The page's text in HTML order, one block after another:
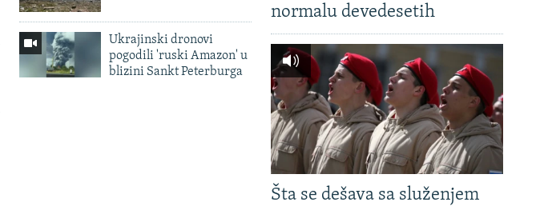
Ukrajinski dronovi
pogodili 'ruski Amazon' u
blizini Sankt Peterburga
normalu devedesetih
Šta se dešava sa služenjem